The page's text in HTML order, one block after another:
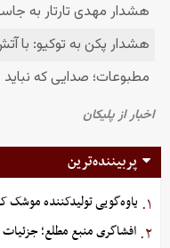
پربیننده‌ترین
۱. یاوه‌گویی تولیدکننده موشک
۲. افشاگری منبع مطلع؛ جزئیات